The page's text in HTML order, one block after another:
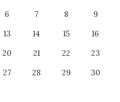
6 7 8
9
13 14 15
16
20 21 22
23
27 28 29
30